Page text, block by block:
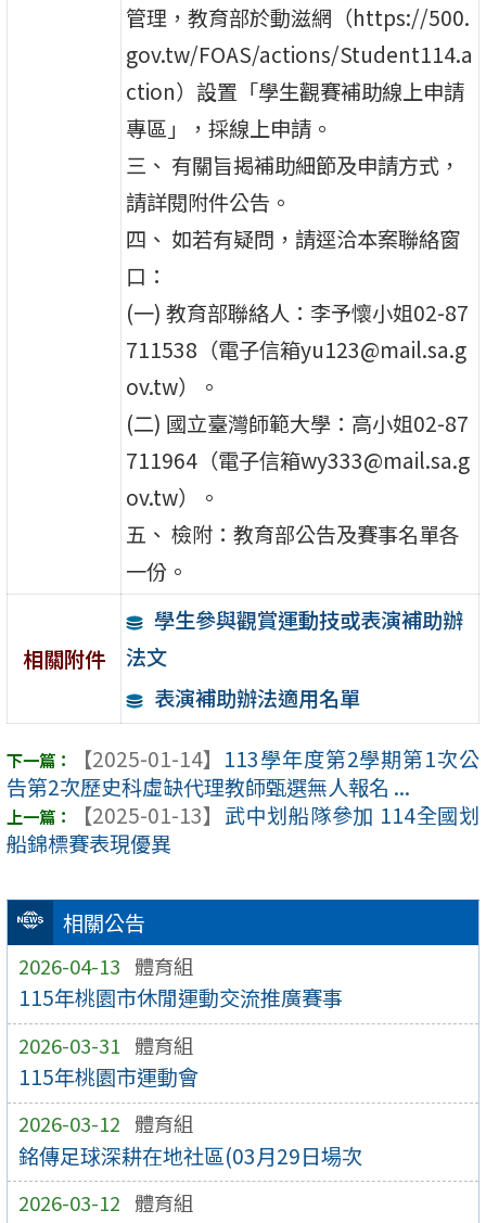
相關公告
2026-04-13 體育組
115年桃園市休閒運動交流推廣賽事
2026-03-31 體育組
115年桃園市運動會
2026-03-12 體育組
銘傳足球深耕在地社區(03月29日場次
2026-03-12 體育組
管理，教育部於動滋網（https://500.
gov.tw/FOAS/actions/Student114.a
ction）設置「學生觀賽補助線上申請
專區」，採線上申請。
三、 有關旨揭補助細節及申請方式，
請詳閱附件公告。
四、 如若有疑問，請逕洽本案聯絡窗
口：
(一) 教育部聯絡人：李予懷小姐02-87
711538（電子信箱yu123@mail.sa.g
ov.tw）。
(二) 國立臺灣師範大學：高小姐02-87
711964（電子信箱wy333@mail.sa.g
ov.tw）。
五、 檢附：教育部公告及賽事名單各
一份。
相關附件
學生參與觀賞運動技或表演補助辦
法文
表演補助辦法適用名單
【2025-01-14】 113學年度第2學期第1次公
告第2次歷史科虛缺代理教師甄選無人報名 ...
【2025-01-13】 武中划船隊參加 114全國划
船錦標賽表現優異